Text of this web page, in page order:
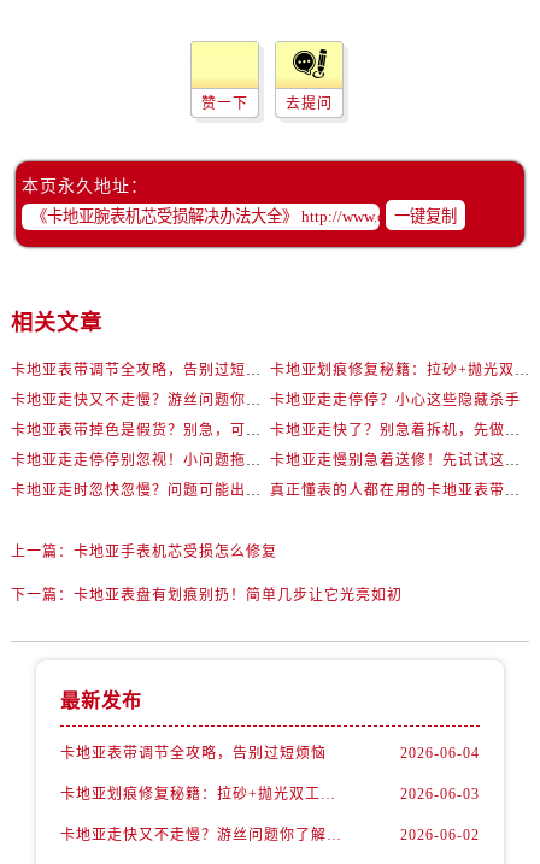
赞一下 去提问
本页永久地址：
一键复制
相关文章
卡地亚走走停停？小心这些隐藏杀手
上一篇： 卡地亚手表机芯受损怎么修复
下一篇： 卡地亚表盘有划痕别扔！简单几步让它光亮如初
最新发布
卡地亚表带调节全攻略，告别过短烦恼 2026-06-04
2026-06-03
2026-06-02